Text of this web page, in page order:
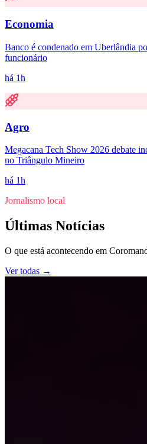
Economia
Banco é condenado em Uberlândia
funcionário
há 1h
Agro
Megacana Tech Show 2026 debate
no Triângulo Mineiro
há 1h
Jornalismo local
Últimas Notícias
O que está acontecendo em
Ver todas →